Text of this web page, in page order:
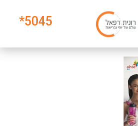
5045
*